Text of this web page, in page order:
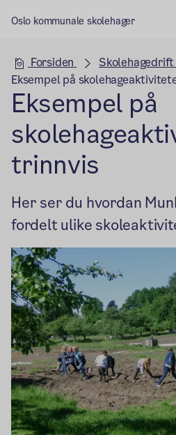
Oslo kommunale skolehager
Hovedseksjon
Forsiden
Skolehagedrift
Eksempel på
Eksempel på
trinnvis
Her ser du hvordan
fordelt ulike